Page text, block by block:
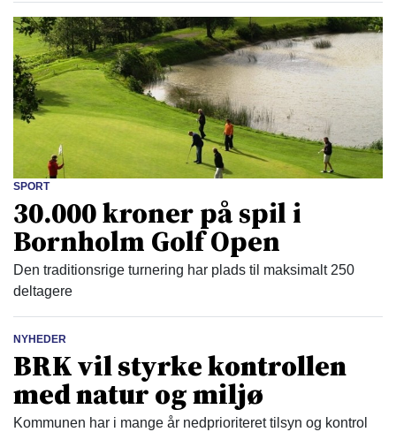
SPORT
30.000 kroner på spil i
Bornholm Golf Open
Den traditionsrige turnering har plads til maksimalt 250
deltagere
NYHEDER
BRK vil styrke kontrollen
med natur og miljø
Kommunen har i mange år nedprioriteret tilsyn og kontrol